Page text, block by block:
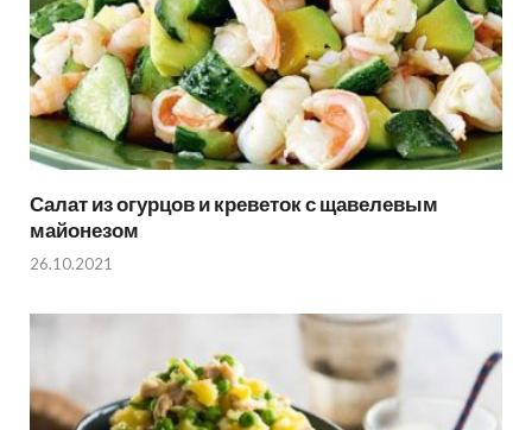
Салат из огурцов и креветок с щавелевым
майонезом
26.10.2021